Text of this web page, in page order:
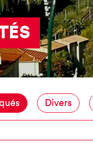
Divers